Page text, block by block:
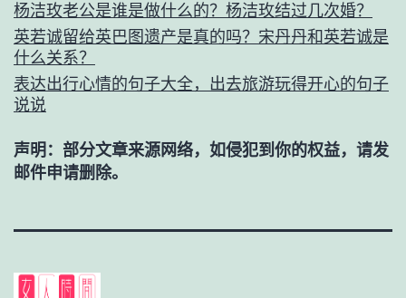
杨洁玫老公是谁是做什么的？杨洁玫结过几次婚？
英若诚留给英巴图遗产是真的吗？宋丹丹和英若诚是
什么关系？
表达出行心情的句子大全，出去旅游玩得开心的句子
说说
声明：部分文章来源网络，如侵犯到你的权益，请发
邮件申请删除。